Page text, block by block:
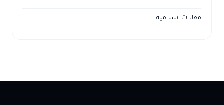
مقالات اسلامية